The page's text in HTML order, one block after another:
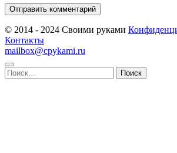
© 2014 - 2024 Своими руками
Контакты
mailbox@cpykami.ru
Найти: